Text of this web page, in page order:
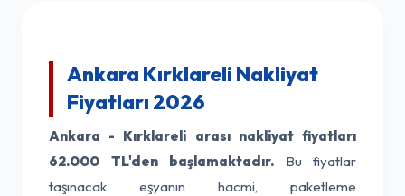
Ankara Kırklareli Nakliyat
Fiyatları 2026
Ankara - Kırklareli arası nakliyat fiyatları
62.000 TL'den başlamaktadır. Bu fiyatlar
taşınacak eşyanın hacmi, paketleme